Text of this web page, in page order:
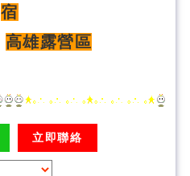
宿
高雄露營區
立即聯絡